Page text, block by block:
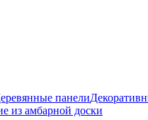
панели
из амбарной доски